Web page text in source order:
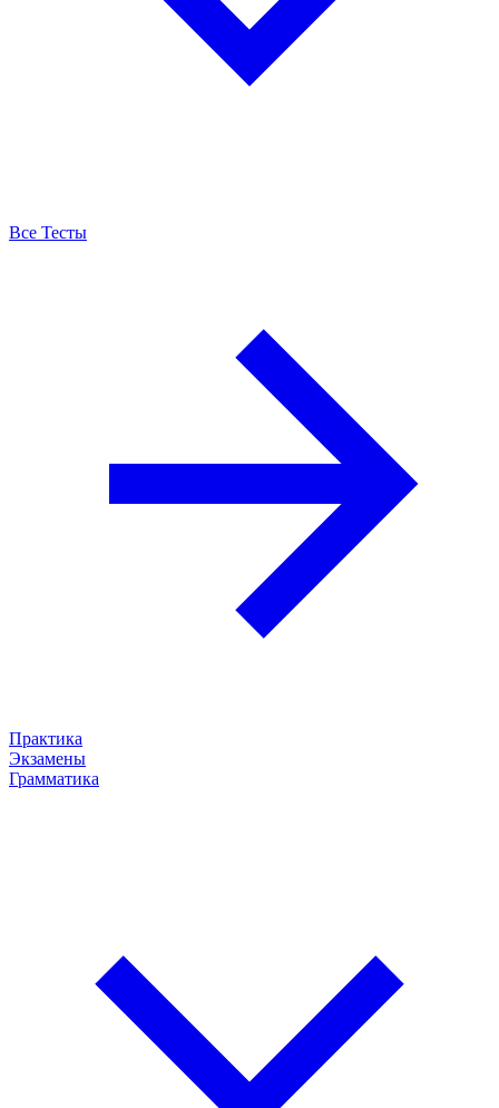
Все Тесты
Практика
Экзамены
Грамматика